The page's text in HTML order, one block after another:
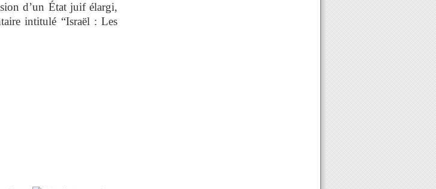
d’un État juif élargi,
intitulé “Israël : Les